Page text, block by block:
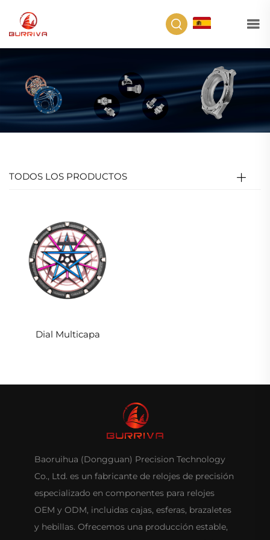
TODOS LOS PRODUCTOS
Dial Multicapa
Baoruihua (Dongguan) Precision Technology
Co., Ltd. es un fabricante de relojes de precisión
especializado en componentes para relojes
OEM y ODM, incluidas cajas, esferas, brazaletes
y hebillas. Ofrecemos una producción estable,